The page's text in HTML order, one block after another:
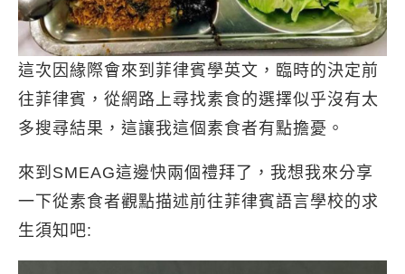
這次因緣際會來到菲律賓學英文，臨時的決定前
往菲律賓，從網路上尋找素食的選擇似乎沒有太
多搜尋結果，這讓我這個素食者有點擔憂。
來到SMEAG這邊快兩個禮拜了，我想我來分享
一下從素食者觀點描述前往菲律賓語言學校的求
生須知吧: